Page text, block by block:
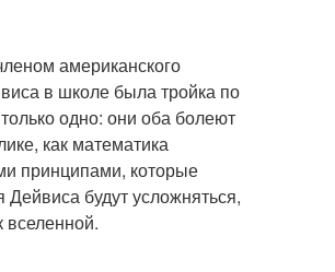
американского
в школе была тройка по
одно: они оба болеют
как математика
принципами, которые
будут усложняться,
вселенной.